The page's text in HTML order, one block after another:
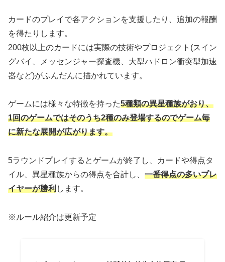
カードのプレイで各アクションを支援したり、追加の報酬
を得たりします。
200枚以上のカードには実際の技術やプロジェクト(スイン
グバイ、メッセンジャー探査機、大型ハドロン衝突型加速
器など)がふんだんに描かれています。
ゲームには様々な特徴を持った5種類の異星種族がおり、
1回のゲームではそのうち2種のみ登場するのでゲーム毎
に新たな展開が広がります。
5ラウンドプレイするとゲームが終了し、カードや得点タ
イル、異星種族からの得点を合計し、 一番得点の多いプレ
イヤーが勝利します。
※ルール紹介は更新予定